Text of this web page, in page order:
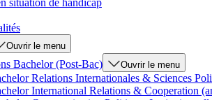
situation de handicap
Ouvrir le menu
Bachelor (Post-Bac) Ouvrir le menu
Relations Internationales & Sciences
International Relations & Cooperation